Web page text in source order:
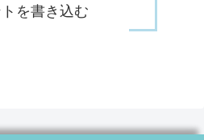
を書き込む